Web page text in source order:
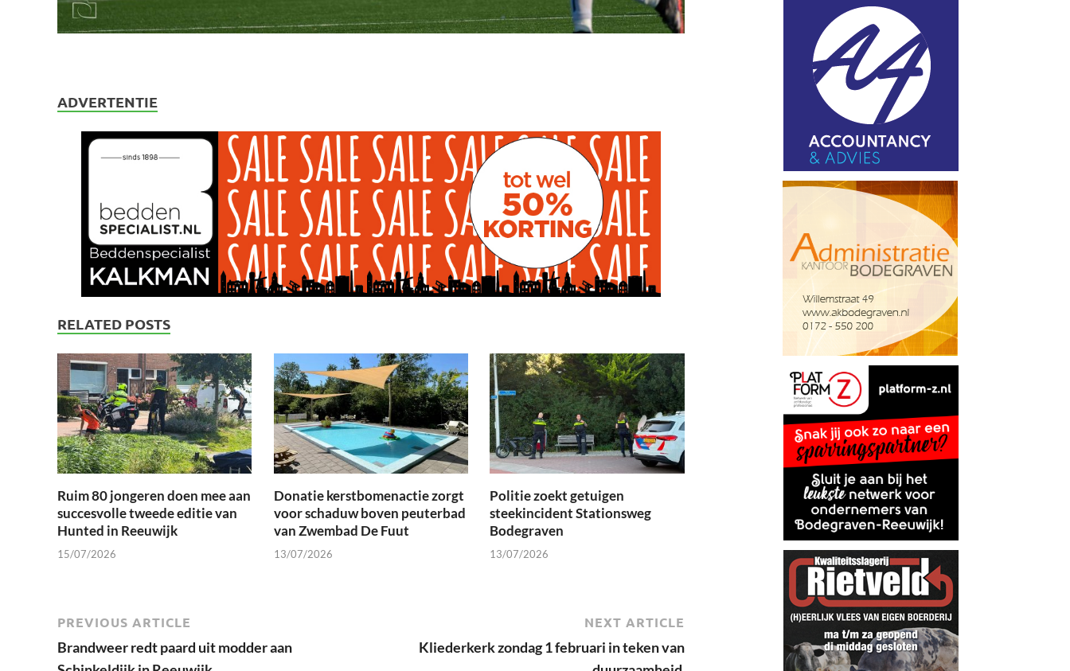
ADVERTENTIE
RELATED POSTS
Ruim 80 jongeren doen mee aan
succesvolle tweede editie van
Hunted in Reeuwijk
15/07/2026
Donatie kerstbomenactie zorgt
voor schaduw boven peuterbad
van Zwembad De Fuut
13/07/2026
Politie zoekt getuigen
steekincident Stationsweg
Bodegraven
13/07/2026
PREVIOUS ARTICLE
Brandweer redt paard uit modder aan
NEXT ARTICLE
Kliederkerk zondag 1 februari in teken van